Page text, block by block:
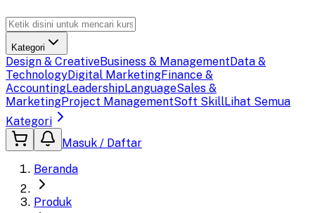
Kategori
Design & CreativeBusiness & ManagementData &
TechnologyDigital MarketingFinance &
AccountingLeadershipLanguageSales &
MarketingProject ManagementSoft SkillLihat Semua
Kategori
Masuk / Daftar
Beranda
Produk